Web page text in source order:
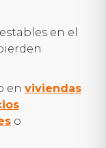
en el
en viviendas
o